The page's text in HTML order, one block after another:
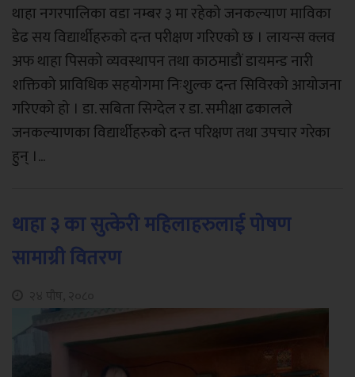
थाहा नगरपालिका वडा नम्बर ३ मा रहेको जनकल्याण माविका
डेढ सय विद्यार्थीहरुको दन्त परीक्षण गरिएको छ । लायन्स क्लव
अफ थाहा पिसको व्यवस्थापन तथा काठमाडौं डायमन्ड नारी
शक्तिको प्राविधिक सहयोगमा निःशुल्क दन्त सिविरको आयोजना
गरिएको हो । डा. सबिता सिग्देल र डा. समीक्षा ढकालले
जनकल्याणका विद्यार्थीहरुको दन्त परिक्षण तथा उपचार गरेका
हुन् ।...
थाहा ३ का सुत्केरी महिलाहरुलाई पोषण
सामाग्री वितरण